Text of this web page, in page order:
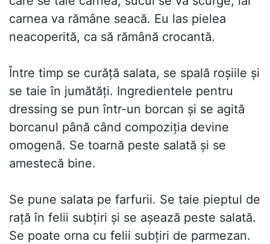
carnea va rămâne seacă. Eu las pielea
neacoperită, ca să rămână crocantă.
Între timp se curăţă salata, se spală roşiile şi
se taie în jumătăţi. Ingredientele pentru
dressing se pun într-un borcan şi se agită
borcanul până când compoziţia devine
omogenă. Se toarnă peste salată şi se
amestecă bine.
Se pune salata pe farfurii. Se taie pieptul de
raţă în felii subţiri şi se aşează peste salată.
Se poate orna cu felii subţiri de parmezan.